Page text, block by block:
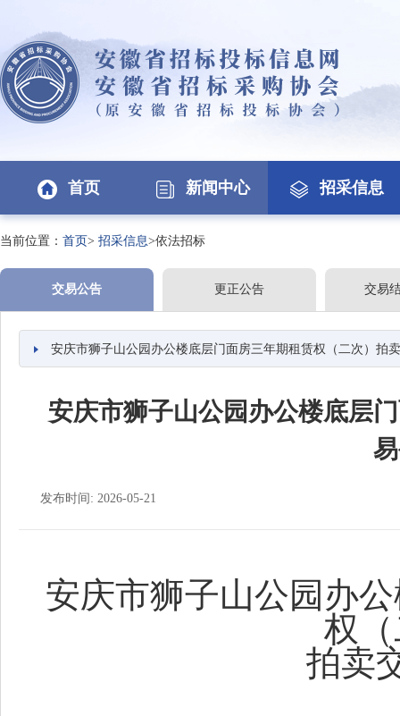
首页 新闻中心 招采信息
当前位置： 首页> 招采信息>依法招标
交易公告 更正公告 交易
安庆市狮子山公园办公楼底层门面房三年期租赁权（二次）拍
安庆市狮子山公园办公楼底层
发布时间: 2026-05-21
安庆市狮子山公园办
权
拍卖